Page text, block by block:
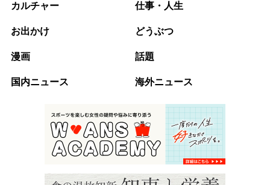
カルチャー 仕事・人生
お出かけ どうぶつ
漫画 話題
国内ニュース 海外ニュース